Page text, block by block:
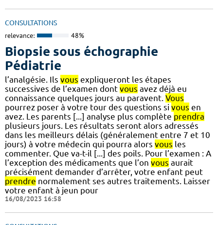
CONSULTATIONS
relevance: 48%
Biopsie sous échographie
Pédiatrie
l’analgésie. Ils vous expliqueront les étapes
successives de l’examen dont vous avez déjà eu
connaissance quelques jours au paravent. Vous
pourrez poser à votre tour des questions si vous en
avez. Les parents [...] analyse plus complète prendra
plusieurs jours. Les résultats seront alors adressés
dans les meilleurs délais (généralement entre 7 et 10
jours) à votre médecin qui pourra alors vous les
commenter. Que va-t-il [...] des poils. Pour l’examen : A
l’exception des médicaments que l’on vous aurait
précisément demander d’arrêter, votre enfant peut
prendre normalement ses autres traitements. Laisser
votre enfant à jeun pour
16/08/2023 16:58